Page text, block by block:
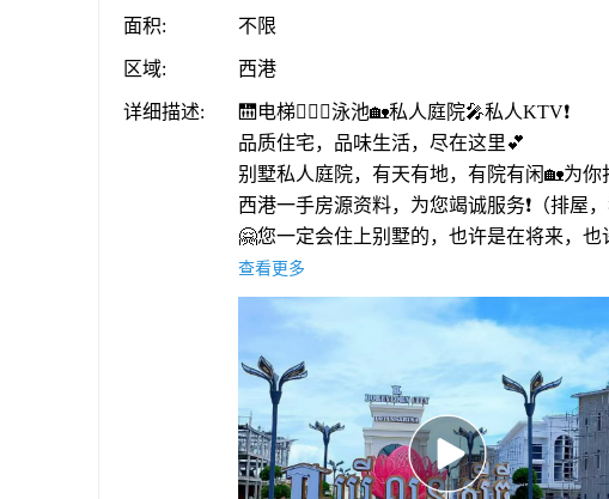
面积: 不限
区域: 西港
详细描述:
🛗电梯🏊🏻‍♀️泳池🏡私人庭院🎤私人KTV❗
品质住宅，品味生活，尽在这里💕
别墅私人庭院，有天有地，有院有闲🏡为你
西港一手房源资料，为您竭诚服务❗（排屋
🤗您一定会住上别墅的，也许是在将来，也
看房热线飞机A968750520
微信：A968750520
查看更多